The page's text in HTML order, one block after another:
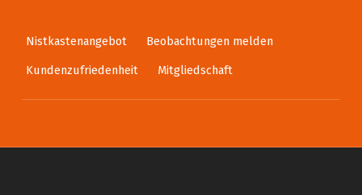
Nistkastenangebot
Beobachtungen melden
Kundenzufriedenheit
Mitgliedschaft